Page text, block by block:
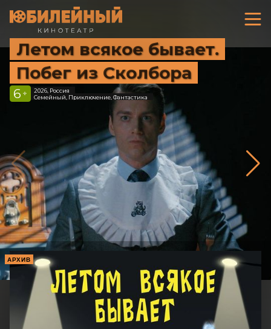
Летом всякое бывает.
Побег из Сколбора
6 +
2026, Россия
Семейный, Приключение, Фантастика
АРХИВ